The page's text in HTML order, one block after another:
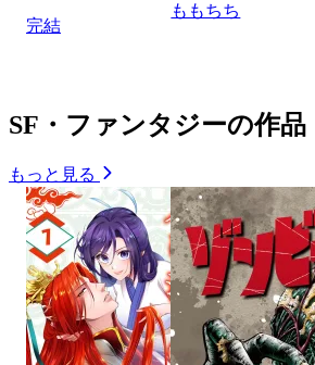
完結
ももちち
SF・ファンタジーの作品
もっと見る